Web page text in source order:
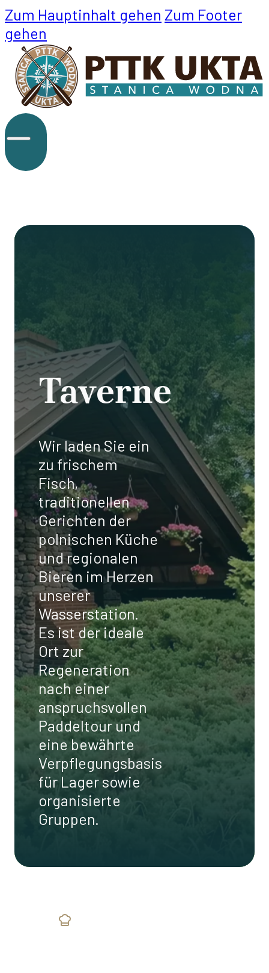
Zum Hauptinhalt gehen Zum Footer
gehen
ANGEBOT
SOMMERCAMPS,
KLASSENFAHRTEN
FERIENHÄUSER,
CAMPINGPLATZ
FIRMENAUSFLÜGE
Taverne
Wir laden Sie ein
zu frischem
Fisch,
traditionellen
Gerichten der
polnischen Küche
und regionalen
Bieren im Herzen
unserer
Wasserstation.
Es ist der ideale
Ort zur
Regeneration
nach einer
anspruchsvollen
Paddeltour und
eine bewährte
Verpflegungsbasis
für Lager sowie
organisierte
Gruppen.